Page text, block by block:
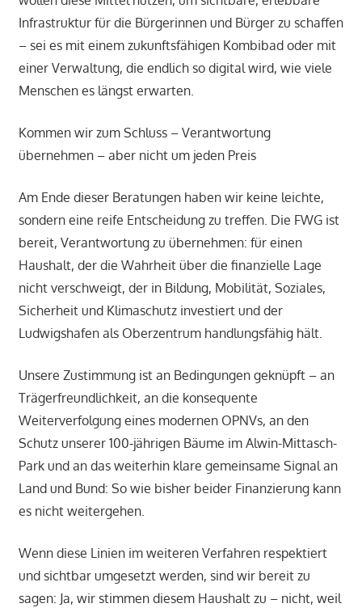
Infrastruktur für die Bürgerinnen und Bürger zu schaffen
– sei es mit einem zukunftsfähigen Kombibad oder mit
einer Verwaltung, die endlich so digital wird, wie viele
Menschen es längst erwarten.
Kommen wir zum Schluss – Verantwortung
übernehmen – aber nicht um jeden Preis
Am Ende dieser Beratungen haben wir keine leichte,
sondern eine reife Entscheidung zu treffen. Die FWG ist
bereit, Verantwortung zu übernehmen: für einen
Haushalt, der die Wahrheit über die finanzielle Lage
nicht verschweigt, der in Bildung, Mobilität, Soziales,
Sicherheit und Klimaschutz investiert und der
Ludwigshafen als Oberzentrum handlungsfähig hält.
Unsere Zustimmung ist an Bedingungen geknüpft – an
Trägerfreundlichkeit, an die konsequente
Weiterverfolgung eines modernen OPNVs, an den
Schutz unserer 100‑jährigen Bäume im Alwin-Mittasch-
Park und an das weiterhin klare gemeinsame Signal an
Land und Bund: So wie bisher beider Finanzierung kann
es nicht weitergehen.
Wenn diese Linien im weiteren Verfahren respektiert
und sichtbar umgesetzt werden, sind wir bereit zu
sagen: Ja, wir stimmen diesem Haushalt zu – nicht, weil